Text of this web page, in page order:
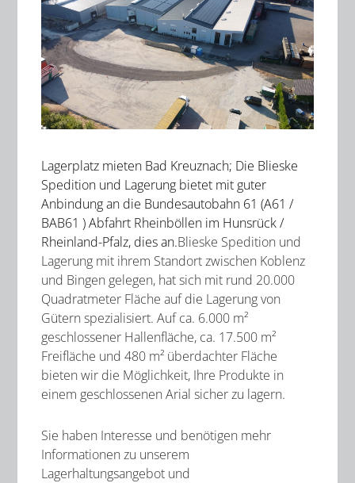
Lagerplatz mieten Bad Kreuznach; Die Blieske
Spedition und Lagerung bietet mit guter
Anbindung an die Bundesautobahn 61 (A61 /
BAB61 ) Abfahrt Rheinböllen im Hunsrück /
Rheinland-Pfalz, dies an.Blieske Spedition und
Lagerung mit ihrem Standort zwischen Koblenz
und Bingen gelegen, hat sich mit rund 20.000
Quadratmeter Fläche auf die Lagerung von
Gütern spezialisiert. Auf ca. 6.000 m²
geschlossener Hallenfläche, ca. 17.500 m²
Freifläche und 480 m² überdachter Fläche
bieten wir die Möglichkeit, Ihre Produkte in
einem geschlossenen Arial sicher zu lagern.
Sie haben Interesse und benötigen mehr
Informationen zu unserem
Lagerhaltungsangebot und